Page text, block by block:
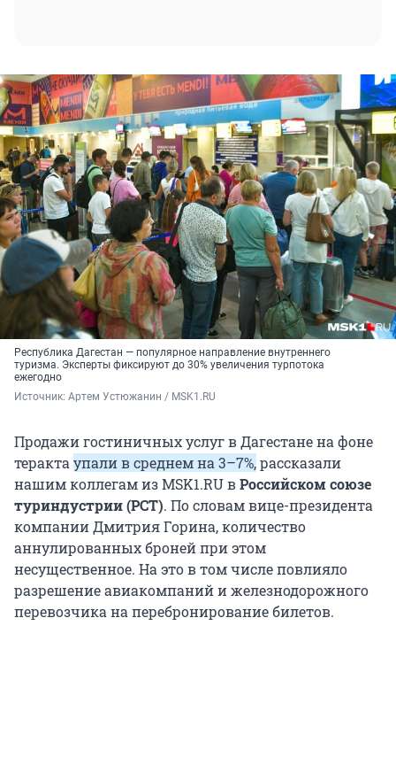
Республика Дагестан — популярное направление внутреннего
туризма. Эксперты фиксируют до 30% увеличения турпотока
ежегодно
Источник: Артем Устюжанин / MSK1.RU
Продажи гостиничных услуг в Дагестане на фоне
терактаупали в среднем на 3–7%,рассказали
нашим коллегам из MSK1.RU вРоссийском союзе
туриндустрии (РСТ). По словам вице-президента
компании Дмитрия Горина, количество
аннулированных броней при этом
несущественное. На это в том числе повлияло
разрешение авиакомпаний и железнодорожного
перевозчика на перебронирование билетов.